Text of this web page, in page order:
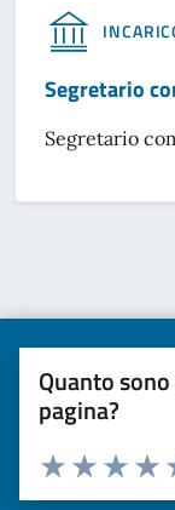
Segretario
Segretario
Quanto
pagina?
Valuta da 1 a 5
Valuta
Valuta 2
Valuta una